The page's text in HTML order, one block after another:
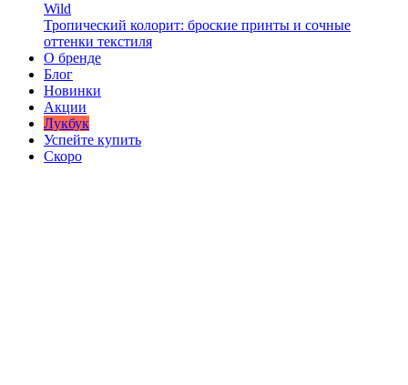
Wild
Тропический колорит: броские принты и сочные
оттенки текстиля
О бренде
Блог
Новинки
Акции
Лукбук
Успейте купить
Скоро